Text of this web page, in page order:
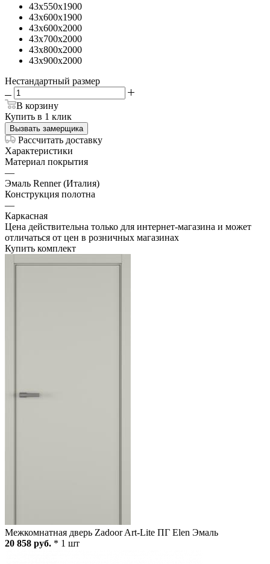
43х550х1900
43х600х1900
43х600х2000
43х700х2000
43х800х2000
43х900х2000
Нестандартный размер
В корзину
Купить в 1 клик
Вызвать замерщика
Рассчитать доставку
Характеристики
Материал покрытия
—
Эмаль Renner (Италия)
Конструкция полотна
—
Каркасная
Цена действительна только для интернет-магазина и может
отличаться от цен в розничных магазинах
Купить комплект
Межкомнатная дверь Zadoor Art-Lite ПГ Elen Эмаль
20 858 руб. * 1 шт